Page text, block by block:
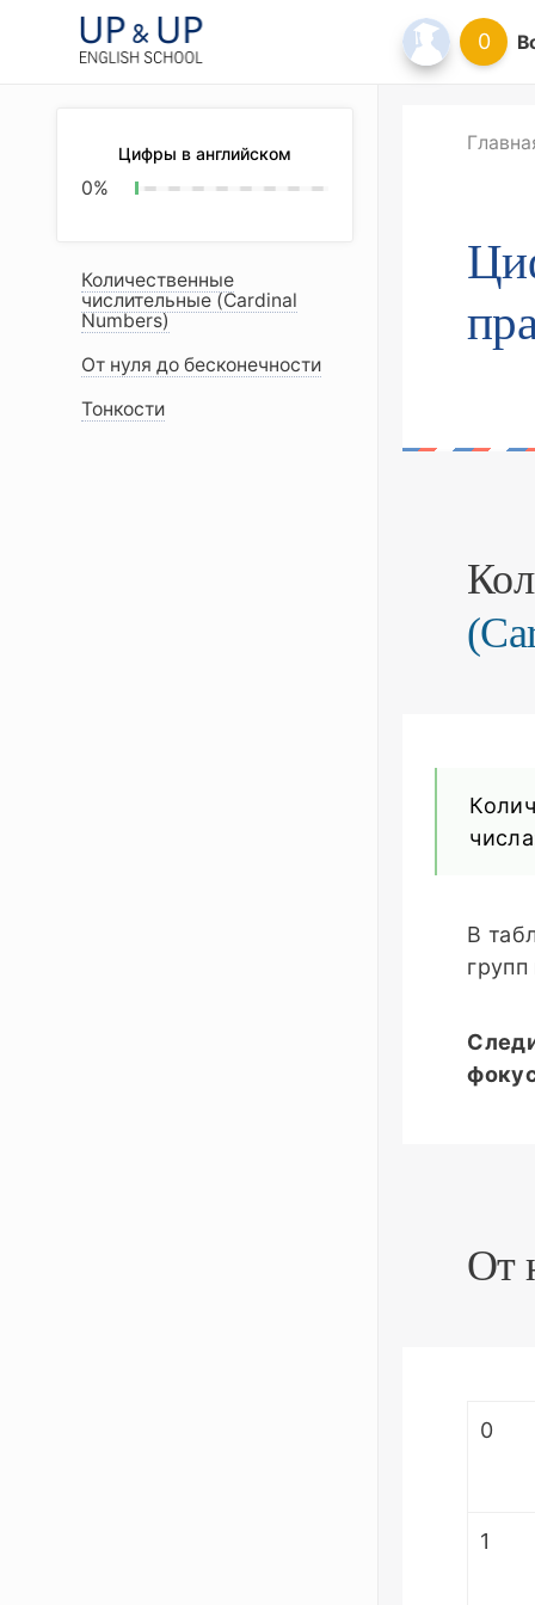
0
числительные (Cardinal
Numbers)
От нуля до бесконечности
Тонкости
В
От
0
1